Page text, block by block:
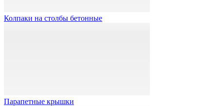
Колпаки на столбы бетонные
Парапетные крышки